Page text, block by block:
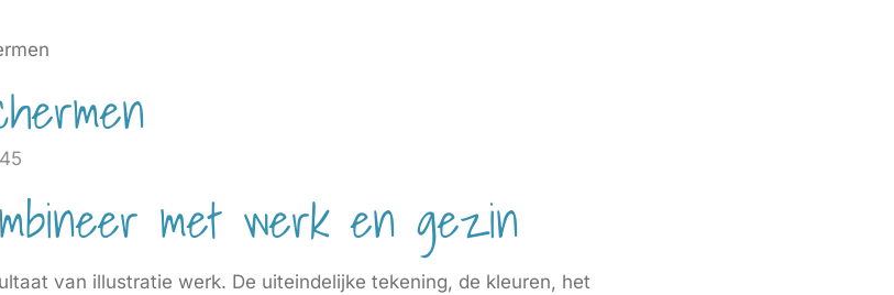
met werk en gezin
van illustratie werk. De uiteindelijke tekening, de kleuren, het